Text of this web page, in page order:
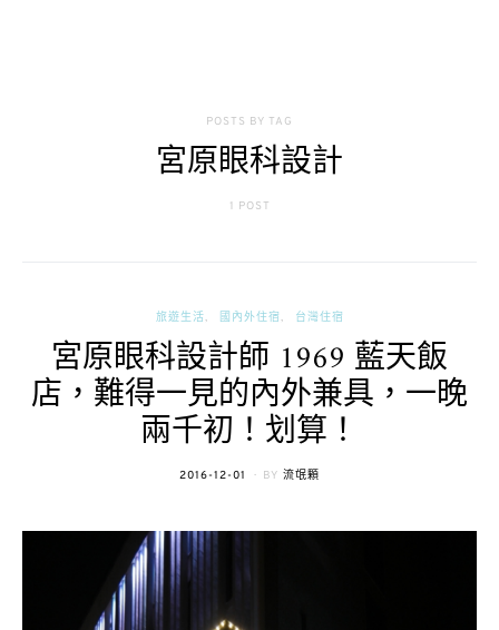
POSTS BY TAG
宮原眼科設計
1 POST
旅遊生活 國內外住宿 台灣住宿
宮原眼科設計師 1969 藍天飯
店，難得一見的內外兼具，一晚
兩千初！划算！
POSTED
2016-12-01 BY 流氓顆